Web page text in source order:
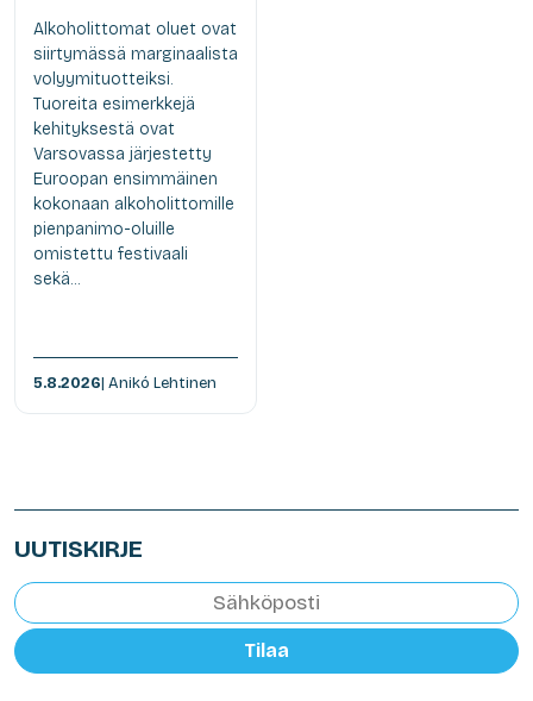
Alkoholittomat oluet ovat
siirtymässä marginaalista
volyymituotteiksi.
Tuoreita esimerkkejä
kehityksestä ovat
Varsovassa järjestetty
Euroopan ensimmäinen
kokonaan alkoholittomille
pienpanimo-oluille
omistettu festivaali
sekä...
5.8.2026| Anikó Lehtinen
UUTISKIRJE
Tilaa